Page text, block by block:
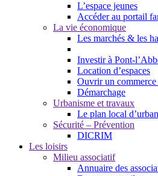
L’espace jeunes
Accéder au portail
La vie économique
Les marchés & les
Investir à Pont-
Location d’espaces
Ouvrir un
Démarchage
Urbanisme et travaux
Le plan local
Sécurité – Prévention
DICRIM
Les loisirs
Milieu associatif
Annuaire des